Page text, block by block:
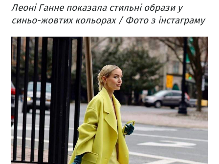
Леоні Ганне показала стильні образи у
синьо-жовтих кольорах / Фото з інстаграму